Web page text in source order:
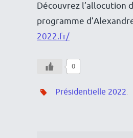
Découvrez l’allocution
programme
2022.fr/
0
Présidentielle 2022.